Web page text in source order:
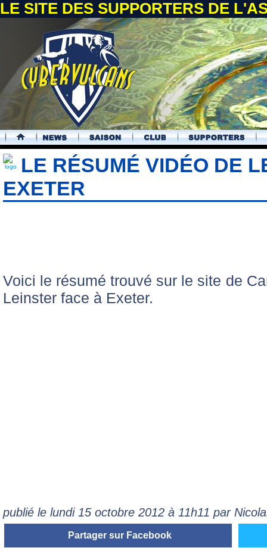
LE SITE DES SUPPORTERS DE
.
LE RÉSUMÉ VIDÉO DE
EXETER
Voici le résumé trouvé sur le site de
Leinster face à Exeter.
publié le lundi 15 octobre 2012 à 11h11 par
Partager sur Facebook